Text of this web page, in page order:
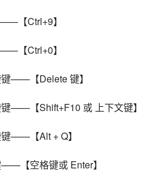
【Ctrl+9】
【Ctrl+0】
——【Delete 键】
——【Shift+F10 或 上下文键】
——【Alt + Q】
【空格键或 Enter】